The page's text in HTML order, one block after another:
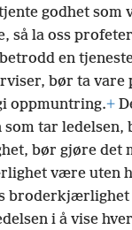
godhet som
så la oss
en
bør ta vare
oppmuntring.+
som tar ledelsen,
bør gjøre det
være uten
broderkjærlighet
i å vise